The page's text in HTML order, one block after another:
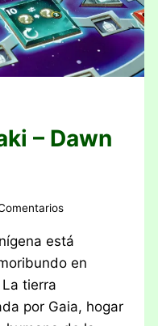
– Dawn
está
en
tierra
por Gaia, hogar